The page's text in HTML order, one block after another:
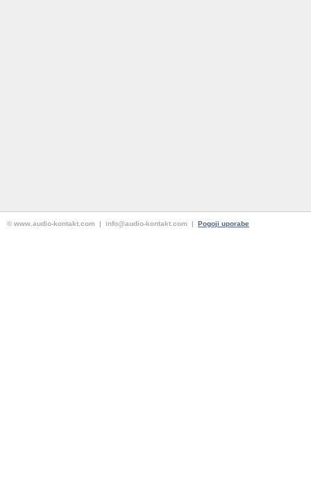
© www.audio-kontakt.com | info@audio-kontakt.com | Pogoji uporabe